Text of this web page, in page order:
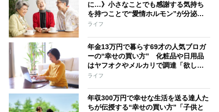
に…》小さなことでも感謝する気持ち
を持つことで“愛情ホルモン”が分泌
新しい体験をすれば“ひらめきの物
ライフ
年金13万円で暮らす69才の人気ブロガ
ーの“幸せの買い方” 化粧品や日用品
はヤフオクやメルカリで調達「欲しい
ものを安く手に入れること自体が娯楽
ライフ
年収300万円で幸せな生活を送る達人た
ちが伝授する“幸せの買い方”「子供と